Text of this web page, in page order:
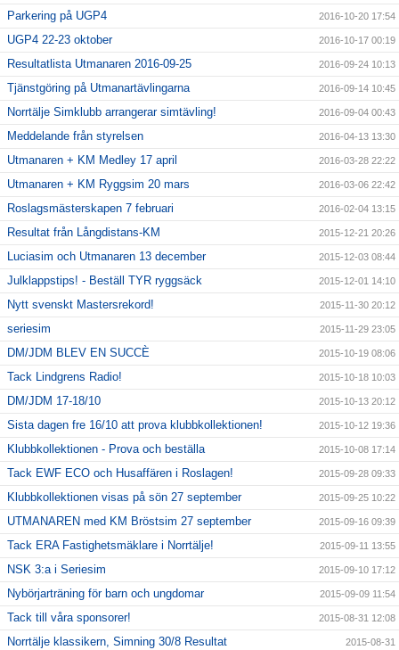
Parkering på UGP4 2016-10-20 17:54
UGP4 22-23 oktober 2016-10-17 00:19
Resultatlista Utmanaren 2016-09-25 2016-09-24 10:13
Tjänstgöring på Utmanartävlingarna 2016-09-14 10:45
Norrtälje Simklubb arrangerar simtävling! 2016-09-04 00:43
Meddelande från styrelsen 2016-04-13 13:30
Utmanaren + KM Medley 17 april 2016-03-28 22:22
Utmanaren + KM Ryggsim 20 mars 2016-03-06 22:42
Roslagsmästerskapen 7 februari 2016-02-04 13:15
Resultat från Långdistans-KM 2015-12-21 20:26
Luciasim och Utmanaren 13 december 2015-12-03 08:44
Julklappstips! - Beställ TYR ryggsäck 2015-12-01 14:10
Nytt svenskt Mastersrekord! 2015-11-30 20:12
seriesim 2015-11-29 23:05
DM/JDM BLEV EN SUCCÈ 2015-10-19 08:06
Tack Lindgrens Radio! 2015-10-18 10:03
DM/JDM 17-18/10 2015-10-13 20:12
Sista dagen fre 16/10 att prova klubbkollektionen! 2015-10-12 19:36
Klubbkollektionen - Prova och beställa 2015-10-08 17:14
Tack EWF ECO och Husaffären i Roslagen! 2015-09-28 09:33
Klubbkollektionen visas på sön 27 september 2015-09-25 10:22
UTMANAREN med KM Bröstsim 27 september 2015-09-16 09:39
Tack ERA Fastighetsmäklare i Norrtälje! 2015-09-11 13:55
NSK 3:a i Seriesim 2015-09-10 17:12
Nybörjarträning för barn och ungdomar 2015-09-09 11:54
Tack till våra sponsorer! 2015-08-31 12:08
Norrtälje klassikern, Simning 30/8 Resultat 2015-08-31